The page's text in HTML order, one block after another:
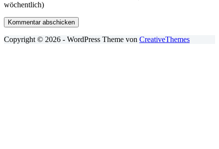
wöchentlich)
Kommentar abschicken
Copyright © 2026 - WordPress Theme von CreativeThemes